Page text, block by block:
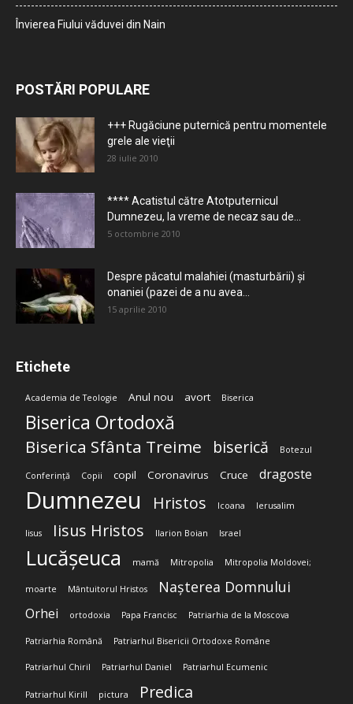
Învierea Fiului văduvei din Nain
POSTĂRI POPULARE
+++ Rugăciune puternică pentru momentele
grele ale vieţii
28 iulie 2010
**** Acatistul către Atotputernicul
Dumnezeu, la vreme de necaz sau de...
5 octombrie 2010
Despre păcatul malahiei (masturbării) şi
onaniei (pazei de a nu avea...
15 aprilie 2010
Etichete
Academia de Teologie Anul nou avort Biserica
Biserica Ortodoxă
Biserica Sfânta Treime biserică Botezul
Conferință Copii copil Coronavirus Cruce dragoste
Dumnezeu Hristos Icoana Ierusalim
Iisus Iisus Hristos Ilarion Boian Israel
Lucășeuca mamă Mitropolia Mitropolia Moldovei;
moarte Mântuitorul Hristos Nașterea Domnului
Orhei ortodoxia Papa Francisc Patriarhia de la Moscova
Patriarhia Română Patriarhul Bisericii Ortodoxe Române
Patriarhul Chiril Patriarhul Daniel Patriarhul Ecumenic
Patriarhul Kirill pictura Predica